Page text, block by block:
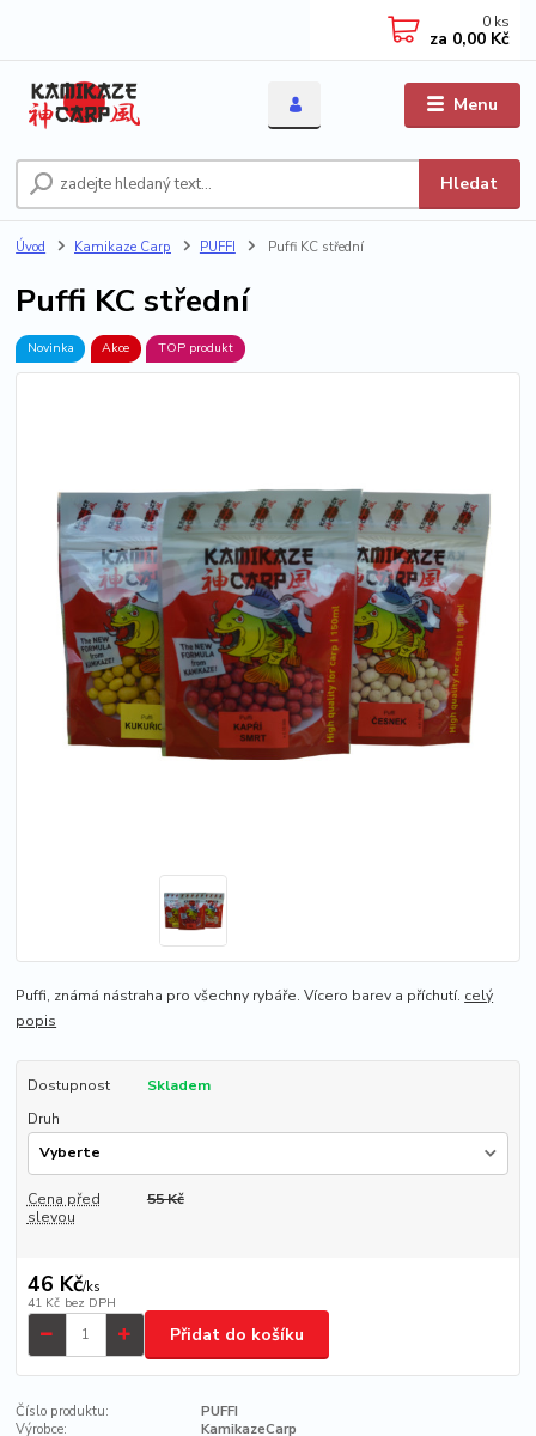
Menu
Hledat
0 ks
za 0,00 Kč
Úvod Kamikaze Carp PUFFI Puffi KC střední
Puffi KC střední
Novinka Akce TOP produkt
Puffi, známá nástraha pro všechny rybáře. Vícero barev a příchutí. celý
popis
Dostupnost
Skladem
Druh
Cena před
slevou
55 Kč
46 Kč/ks
41 Kč bez DPH
Přidat do košíku
Číslo produktu:
PUFFI
Výrobce:
KamikazeCarp